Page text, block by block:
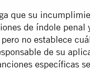
que su
de índole penal
no establece
de su
específicas se